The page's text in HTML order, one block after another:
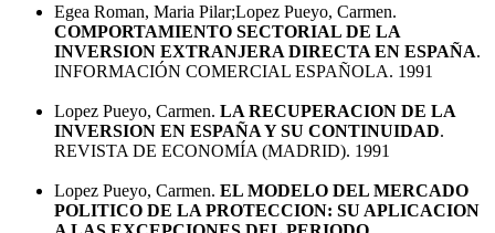
Egea Roman, Maria Pilar;Lopez Pueyo, Carmen.
COMPORTAMIENTO SECTORIAL DE LA
INVERSION EXTRANJERA DIRECTA EN ESPAÑA.
INFORMACIÓN COMERCIAL ESPAÑOLA. 1991
Lopez Pueyo, Carmen. LA RECUPERACION DE LA
INVERSION EN ESPAÑA Y SU CONTINUIDAD.
REVISTA DE ECONOMÍA (MADRID). 1991
Lopez Pueyo, Carmen. EL MODELO DEL MERCADO
POLITICO DE LA PROTECCION: SU APLICACION